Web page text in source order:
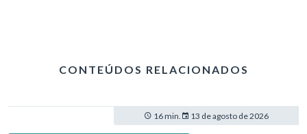
CONTEÚDOS RELACIONADOS
16 min. 13 de agosto de 2026